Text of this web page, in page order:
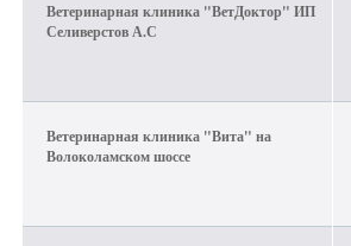
Ветеринарная клиника "ВетДоктор" ИП
Селиверстов А.С
Ветеринарная клиника "Вита" на
Волоколамском шоссе